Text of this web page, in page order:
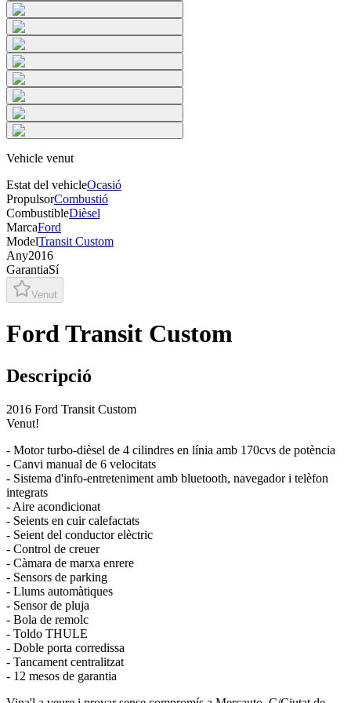
Vehicle venut
Estat del vehicleOcasió
PropulsorCombustió
CombustibleDièsel
MarcaFord
ModelTransit Custom
Any2016
GarantiaSí
Venut
Ford Transit Custom
Descripció
2016 Ford Transit Custom
Venut!
- Motor turbo-dièsel de 4 cilindres en línia amb 170cvs de potència
- Canvi manual de 6 velocitats
- Sistema d'info-entreteniment amb bluetooth, navegador i telèfon
integrats
- Aire acondicionat
- Seients en cuir calefactats
- Seient del conductor elèctric
- Control de creuer
- Càmara de marxa enrere
- Sensors de parking
- Llums automàtiques
- Sensor de pluja
- Bola de remolc
- Toldo THULE
- Doble porta corredissa
- Tancament centralitzat
- 12 mesos de garantia